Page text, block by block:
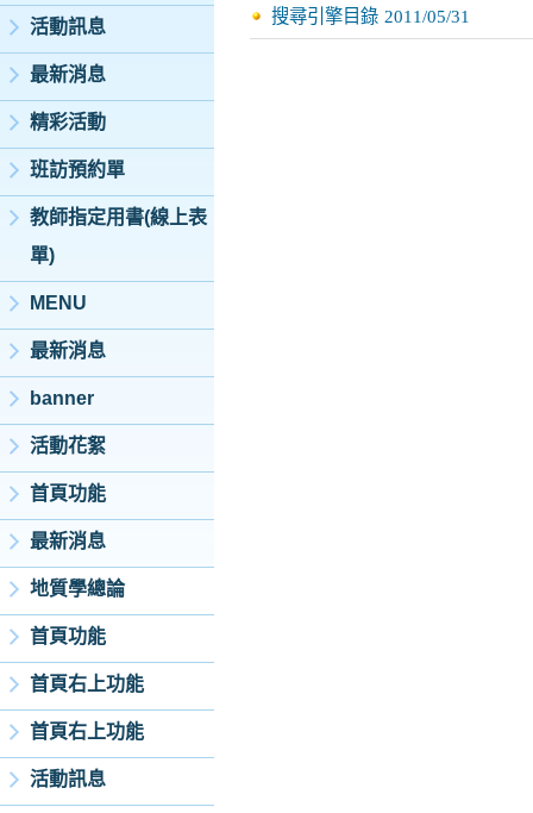
活動訊息
最新消息
精彩活動
班訪預約單
教師指定用書(線上表
單)
MENU
最新消息
banner
活動花絮
首頁功能
最新消息
地質學總論
首頁功能
首頁右上功能
首頁右上功能
活動訊息
搜尋引擎目錄 2011/05/31